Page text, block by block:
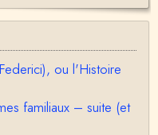
le manuscrit d'Al
cité ?
à votre blog, je vi
qui m’a be…
ou l'Histoire
familiaux – suite (et